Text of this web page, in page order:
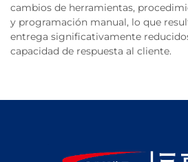
cambios de herramientas,
y programación manual, lo que
entrega significativamente
capacidad de respuesta al cliente.